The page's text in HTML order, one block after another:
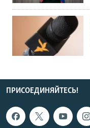
ПРИСОЕДИНЯЙТЕСЬ!